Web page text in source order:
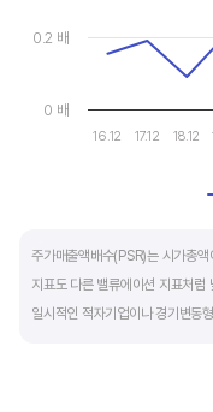
16.12 17.12 18.12
0 배
0.2 배
주가매출액배수(PSR)는 시가총액
지표도 다른 밸류에이션 지표처럼
일시적인 적자기업이나 경기변동